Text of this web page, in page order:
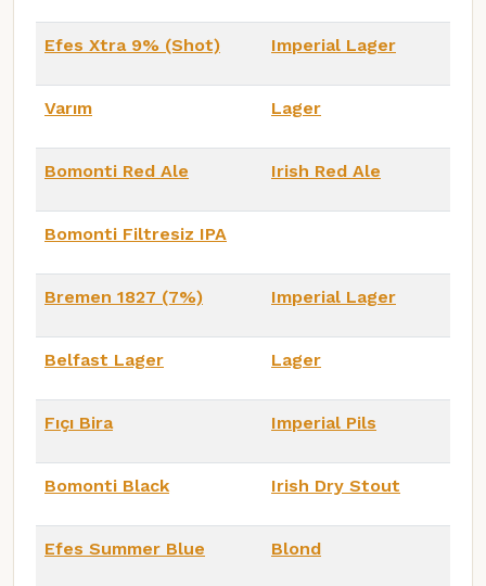
Efes Xtra 9% (Shot) Imperial Lager
Varım Lager
Bomonti Red Ale Irish Red Ale
Bomonti Filtresiz IPA
Bremen 1827 (7%) Imperial Lager
Belfast Lager Lager
Fıçı Bira Imperial Pils
Bomonti Black Irish Dry Stout
Efes Summer Blue Blond